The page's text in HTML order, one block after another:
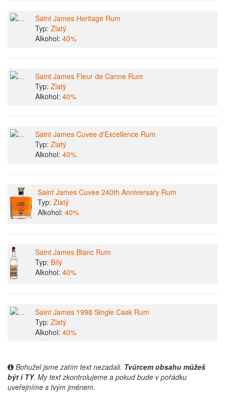
Saint James Heritage Rum
Typ: Zlatý
Alkohol: 40%
Saint James Fleur de Canne Rum
Typ: Zlatý
Alkohol: 40%
Saint James Cuvee d'Excellence Rum
Typ: Zlatý
Alkohol: 40%
Saint James Cuvee 240th Anniversary Rum
Typ: Zlatý
Alkohol: 40%
Saint James Blanc Rum
Typ: Bílý
Alkohol: 40%
Saint James 1998 Single Cask Rum
Typ: Zlatý
Alkohol: 40%
Bohužel jsme zatím text nezadali. Tvůrcem obsahu můžeš
být i TY. My text zkontrolujeme a pokud bude v pořádku
uveřejníme s tvým jménem.